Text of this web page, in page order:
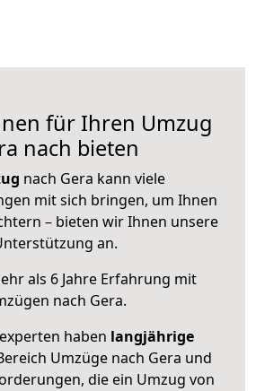
für Ihren Umzug
nach bieten
nach Gera kann viele
mit sich bringen, um Ihnen
– bieten wir Ihnen unsere
an.
als 6 Jahre Erfahrung mit
nach Gera.
haben langjährige
Umzüge nach Gera und
die ein Umzug von